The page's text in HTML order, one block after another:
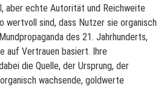
aber echte Autorität und Reichweite
wertvoll sind, dass Nutzer sie organisch
des 21. Jahrhunderts,
auf Vertrauen basiert. Ihre
die Quelle, der Ursprung, der
wachsende, goldwerte